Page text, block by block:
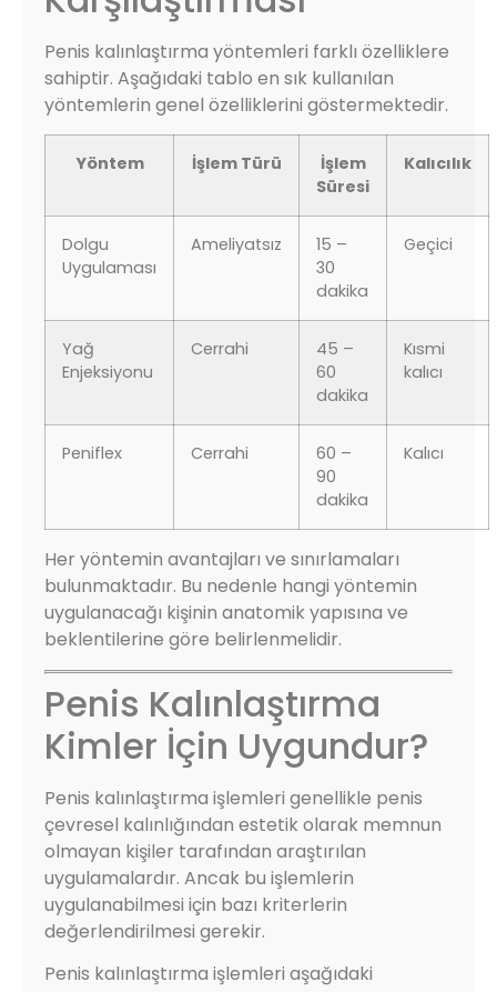
Penis kalınlaştırma yöntemleri farklı özelliklere
sahiptir. Aşağıdaki tablo en sık kullanılan
yöntemlerin genel özelliklerini göstermektedir.
Yöntem İşlem Türü
İşlem
Süresi
Kalıcılık
Dolgu
Uygulaması
Ameliyatsız
15 –
30
dakika
Geçici
Yağ
Enjeksiyonu
Cerrahi
45 –
60
dakika
Kısmi
kalıcı
Peniflex Cerrahi
60 –
90
dakika
Kalıcı
Her yöntemin avantajları ve sınırlamaları
bulunmaktadır. Bu nedenle hangi yöntemin
uygulanacağı kişinin anatomik yapısına ve
beklentilerine göre belirlenmelidir.
Penis Kalınlaştırma
Kimler İçin Uygundur?
Penis kalınlaştırma işlemleri genellikle penis
çevresel kalınlığından estetik olarak memnun
olmayan kişiler tarafından araştırılan
uygulamalardır. Ancak bu işlemlerin
uygulanabilmesi için bazı kriterlerin
değerlendirilmesi gerekir.
Penis kalınlaştırma işlemleri aşağıdaki